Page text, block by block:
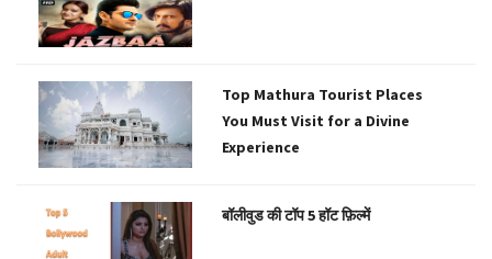
Top Mathura Tourist Places
You Must Visit for a Divine
Experience
बॉलीवुड की टॉप 5 हॉट फ़िल्में